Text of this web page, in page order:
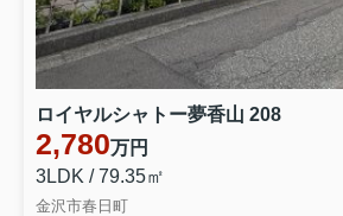
ご依頼、お待ちしております！
■弊社での買取の流れや強みを知る
■売却に関するコラムを見る
不動産に関する様々な情報をブログで発
す！
ぜひご参考にしてください↓↓
ロイヤルシャトー夢香山 208
2,780万円
3LDK / 79.35㎡
金沢市春日町